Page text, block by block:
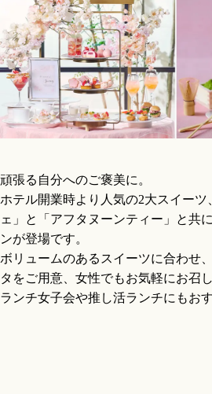
頑張る自分へのご褒美に。
ホテル開業時より人気の2大スイーツ
ェ」と「アフタヌーンティー」と共
ンが登場です。
ボリュームのあるスイーツに合わせ
タをご用意、女性でもお気軽にお召
ランチ女子会や推し活ランチにもお